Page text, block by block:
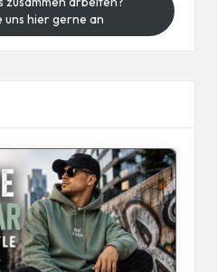
uns hier gerne an